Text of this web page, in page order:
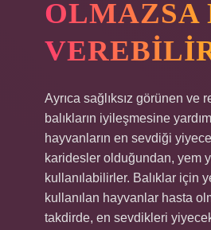
OLMAZSA
Ayrıca sağlıksız görünen ve
balıkların iyileşmesine
hayvanların en sevdiği
karidesler olduğundan, yem
kullanılabilirler. Balıklar için
kullanılan hayvanlar hasta
takdirde, en sevdikleri